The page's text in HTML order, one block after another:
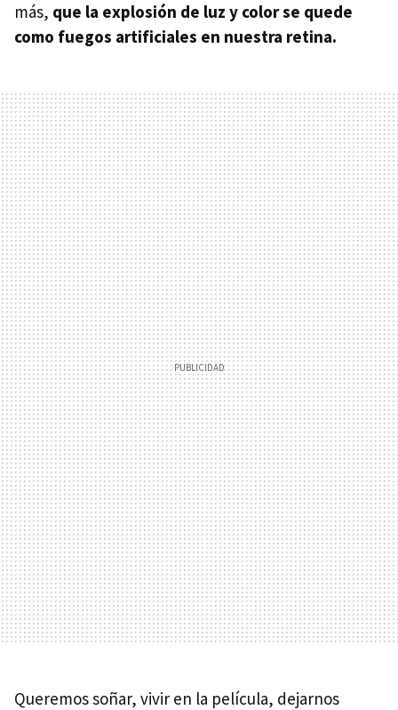
más, que la explosión de luz y color se quede
como fuegos artificiales en nuestra retina.
Queremos soñar, vivir en la película, dejarnos